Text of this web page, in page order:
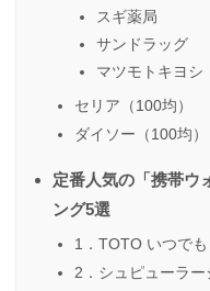
スギ薬局
サンドラッグ
マツモトキヨシ
セリア（100均）
ダイソー（100均）
定番人気の「携帯ウ
ング5選
1．TOTO いつで
2．シュピューラ